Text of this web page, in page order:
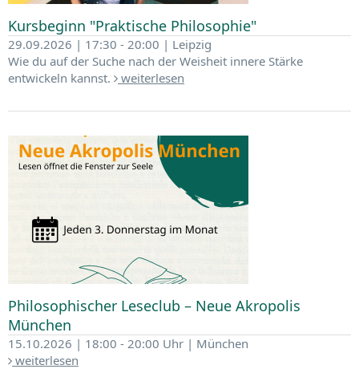
Kursbeginn "Praktische Philosophie"
29.09.2026 | 17:30 - 20:00 | Leipzig
Wie du auf der Suche nach der Weisheit innere Stärke
entwickeln kannst.
weiterlesen
Philosophischer Leseclub – Neue Akropolis
München
15.10.2026 | 18:00 - 20:00 Uhr | München
weiterlesen